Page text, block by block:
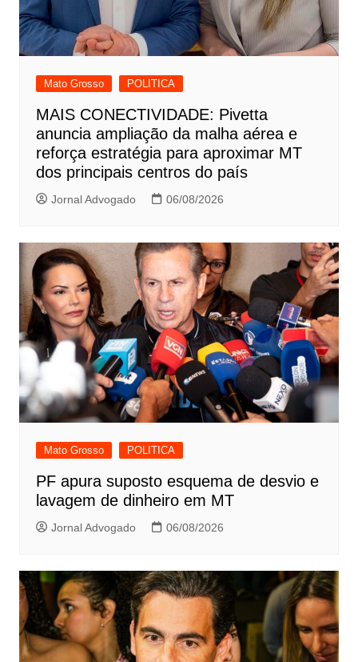
Mato Grosso POLITICA
MAIS CONECTIVIDADE: Pivetta
anuncia ampliação da malha aérea e
reforça estratégia para aproximar MT
dos principais centros do país
Jornal Advogado 06/08/2026
Mato Grosso POLITICA
PF apura suposto esquema de desvio e
lavagem de dinheiro em MT
Jornal Advogado 06/08/2026